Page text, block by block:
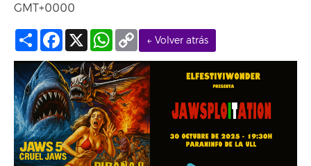
GMT+0000
← Volver atrás
Compartir
Facebook
X WhatsApp
Copy
Link